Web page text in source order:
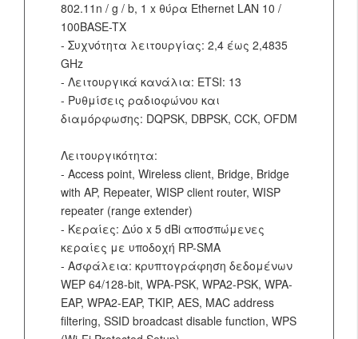
802.11n / g / b, 1 x θύρα Ethernet LAN 10 /
100BASE-TX
- Συχνότητα λειτουργίας: 2,4 έως 2,4835
GHz
- Λειτουργικά κανάλια: ETSI: 13
- Ρυθμίσεις ραδιοφώνου και
διαμόρφωσης: DQPSK, DBPSK, CCK, OFDM
Λειτουργικότητα:
- Access point, Wireless client, Bridge, Bridge
with AP, Repeater, WISP client router, WISP
repeater (range extender)
- Κεραίες: Δύο x 5 dBi αποσπώμενες
κεραίες με υποδοχή RP-SMA
- Ασφάλεια: κρυπτογράφηση δεδομένων
WEP 64/128-bit, WPA-PSK, WPA2-PSK, WPA-
EAP, WPA2-EAP, TKIP, AES, MAC address
filtering, SSID broadcast disable function, WPS